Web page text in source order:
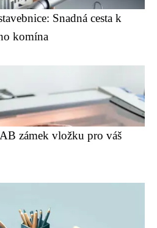
Snadná cesta k
komína
zámek vložku pro váš